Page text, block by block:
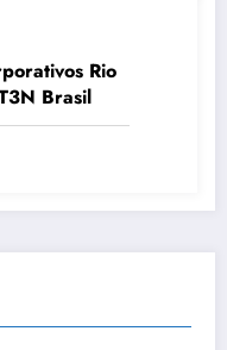
Rio
Brasil